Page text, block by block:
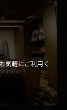
気軽にご利用く